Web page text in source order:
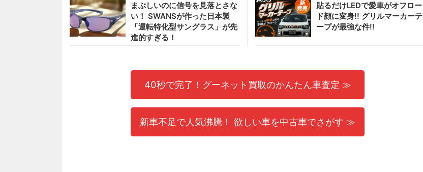
まぶしいのに信号を見落とさな
い！ SWANSが作った日本製
「運転特化型サングラス」が先
進的すぎる！
貼るだけLEDで愛車がオフロー
ド顔に変身!! グリルマーカーテ
ープが最強な件!!
40秒で完了！グーネット買取のかんたん車査定 ≫
新車不足で人気沸騰！ 欲しい車を中古車でさがす ≫